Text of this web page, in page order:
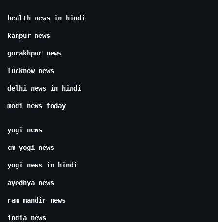
health news in hindi
kanpur news
gorakhpur news
lucknow news
delhi news in hindi
modi news today
yogi news
cm yogi news
yogi news in hindi
ayodhya news
ram mandir news
india news